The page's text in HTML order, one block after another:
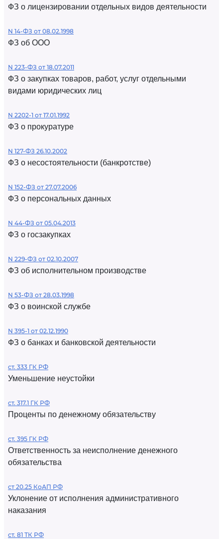
ФЗ о лицензировании отдельных видов деятельности
N 14-ФЗ от 08.02.1998
ФЗ об ООО
N 223-ФЗ от 18.07.2011
ФЗ о закупках товаров, работ, услуг отдельными
видами юридических лиц
N 2202-1 от 17.01.1992
ФЗ о прокуратуре
N 127-ФЗ 26.10.2002
ФЗ о несостоятельности (банкротстве)
N 152-ФЗ от 27.07.2006
ФЗ о персональных данных
N 44-ФЗ от 05.04.2013
ФЗ о госзакупках
N 229-ФЗ от 02.10.2007
ФЗ об исполнительном производстве
N 53-ФЗ от 28.03.1998
ФЗ о воинской службе
N 395-1 от 02.12.1990
ФЗ о банках и банковской деятельности
ст. 333 ГК РФ
Уменьшение неустойки
ст. 317.1 ГК РФ
Проценты по денежному обязательству
ст. 395 ГК РФ
Ответственность за неисполнение денежного
обязательства
ст 20.25 КоАП РФ
Уклонение от исполнения административного
наказания
ст. 81 ТК РФ